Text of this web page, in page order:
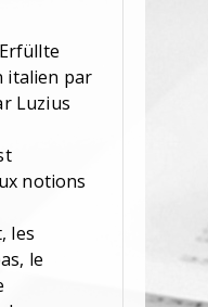
italien par
Luzius
notions
les
le